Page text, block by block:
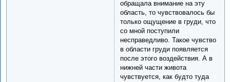
обращала внимание на эту
область, то чувствовалось бы
только ощущение в груди, что
со мной поступили
несправедливо. Такое чувство
в области груди появляется
после этого воздействия. А в
нижней части живота
чувствуется, как будто туда